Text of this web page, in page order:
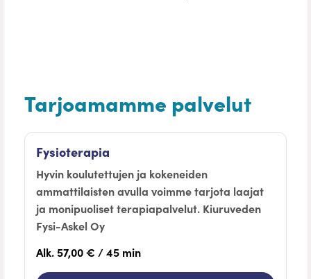
Tarjoamamme palvelut
Fysioterapia
Hyvin koulutettujen ja kokeneiden
ammattilaisten avulla voimme tarjota laajat
ja monipuoliset terapiapalvelut. Kiuruveden
Fysi-Askel Oy
Alk. 57,00 € / 45 min